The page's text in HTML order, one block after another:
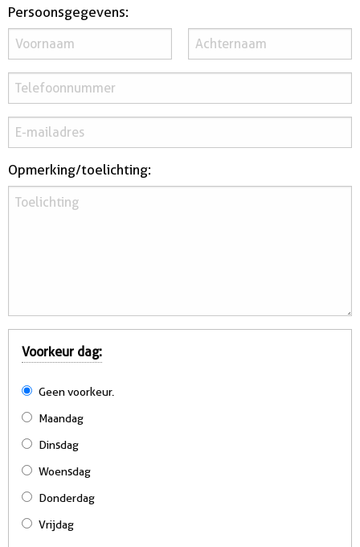
Persoonsgegevens:
Opmerking/toelichting:
Voorkeur dag:
Geen voorkeur.
Maandag
Dinsdag
Woensdag
Donderdag
Vrijdag